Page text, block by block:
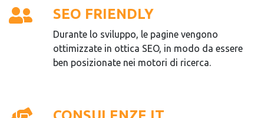
SEO FRIENDLY
Durante lo sviluppo, le pagine vengono
ottimizzate in ottica SEO, in modo da essere
ben posizionate nei motori di ricerca.